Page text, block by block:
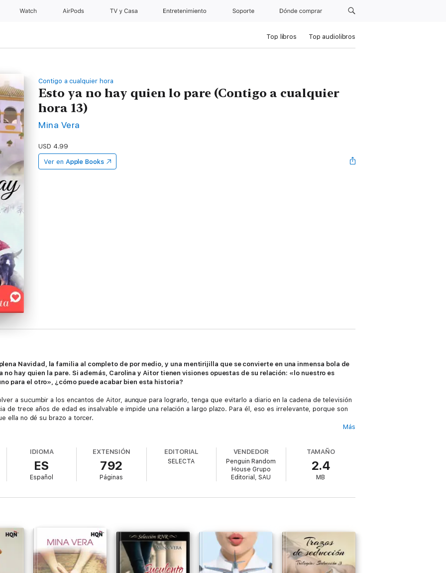
Watch AirPods TV y Casa Entretenimiento Soporte Dónde comprar
Top libros Top audiolibros
Contigo a cualquier hora
Esto ya no hay quien lo pare (Contigo a cualquier
hora 13)
Mina Vera
USD 4.99
Ver en Apple Books
Navidad, la familia al completo de por medio, y una mentirijilla que se convierte en una inmensa bola de
no hay quien la pare. Si además, Carolina y Aitor tienen visiones opuestas de su relación: «lo nuestro es
para el otro», ¿cómo puede acabar bien esta historia?
a sucumbir a los encantos de Aitor, aunque para lograrlo, tenga que evitarlo a diario en la cadena de televisión
de trece años de edad es insalvable e impide una relación a largo plazo. Para él, eso es irrelevante, porque son
ella no dé su brazo a torcer.
a una sola persona, se convertirá en una noticia a bombo y platillo cuando Gertru se ponga en contacto con la
la boda de su nieta en plena Navidad.
con cada nueva entrega de la serie, no pierden ni la frescura ni la capacidad de sorprender a lector, es
Más
IDIOMA
ES
Español
EXTENSIÓN
792
Páginas
EDITORIAL
SELECTA
VENDEDOR
Penguin Random
House Grupo
Editorial, SAU
TAMAÑO
2.4
MB